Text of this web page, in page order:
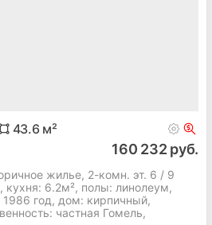
43.6м²
160 232 руб.
жилье, 2-комн. эт. 6 / 9
6.2м², полы: линолеум,
год, дом: кирпичный,
частная Гомель,